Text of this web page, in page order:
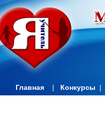
Главная | Конкурсы |